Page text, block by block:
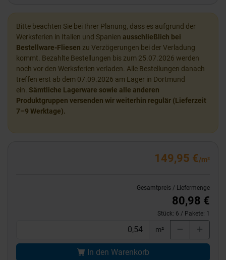
Bitte beachten Sie bei Ihrer Planung, dass es aufgrund der
Werksferien in Italien und Spanien ausschließlich bei
Bestellware-Fliesen zu Verzögerungen bei der Verladung
kommt. Bezahlte Bestellungen bis zum 25.07.2026 werden
noch vor den Werksferien verladen. Alle Bestellungen danach
treffen erst ab dem 07.09.2026 am Lager in Dortmund
ein. Sämtliche Lagerware sowie alle anderen
Produktgruppen versenden wir weiterhin regulär (Lieferzeit
7–9 Werktage).
149,95 €/m²
Gesamtpreis / Liefermenge
80,98 €
Stück: 6 / Pakete: 1
m²
In den Warenkorb